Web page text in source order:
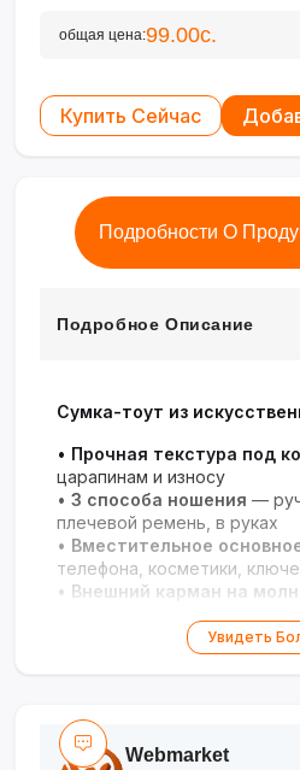
общая цена:99.00с.
Купить Сейчас
Подробности О
Подробное Описание
Сумка-тоут из
• Прочная текстура под
царапинам и износу
• 3 способа ношения —
плечевой ремень, в руках
• Вместительное
телефона, косметики,
• Внешний карман на
Универсальный дизайн—
работы, прогулок и
каждый день!
Увидеть
Webmarket